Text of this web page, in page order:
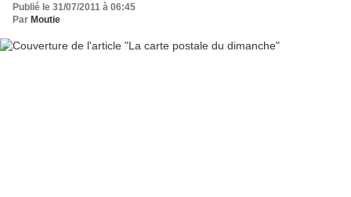
Publié le 31/07/2011 à 06:45
Par Moutie